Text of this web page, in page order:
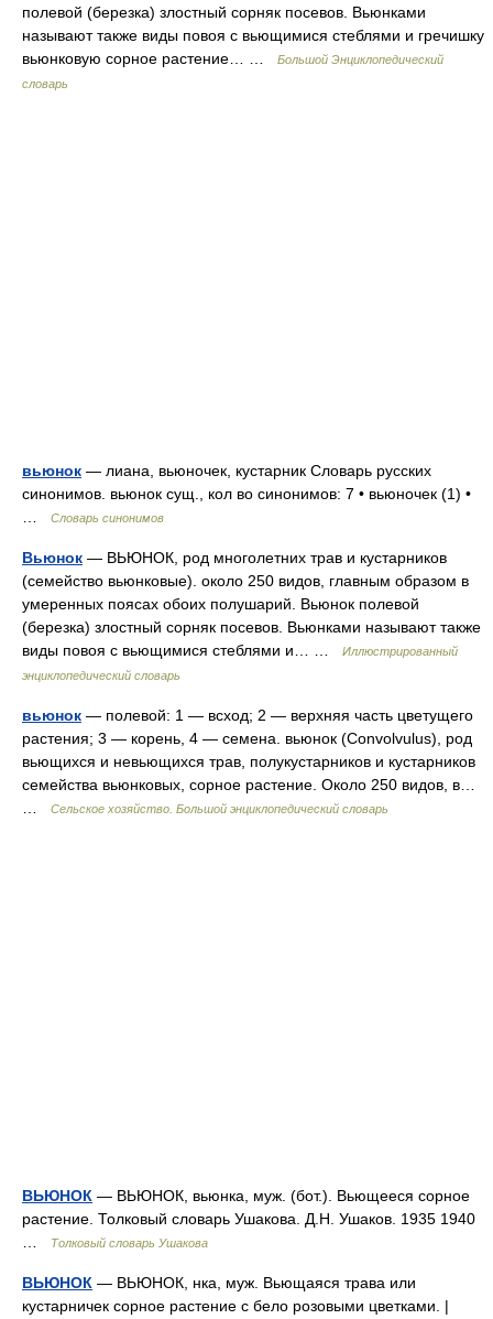
полевой (березка) злостный сорняк посевов. Вьюнками
называют также виды повоя с вьющимися стеблями и гречишку
вьюнковую сорное растение… …
Большой Энциклопедический
словарь
вьюнок — лиана, вьюночек, кустарник Словарь русских
синонимов. вьюнок сущ., кол во синонимов: 7 • вьюночек (1) •
Словарь синонимов
Вьюнок — ВЬЮНОК, род многолетних трав и кустарников
(семейство вьюнковые). около 250 видов, главным образом в
умеренных поясах обоих полушарий. Вьюнок полевой
(березка) злостный сорняк посевов. Вьюнками называют также
виды повоя с вьющимися стеблями и… …
Иллюстрированный
энциклопедический словарь
вьюнок — полевой: 1 — всход; 2 — верхняя часть цветущего
растения; 3 — корень, 4 — семена. вьюнок (Convolvulus), род
вьющихся и невьющихся трав, полукустарников и кустарников
семейства вьюнковых, сорное растение. Около 250 видов, в…
Сельское хозяйство. Большой энциклопедический словарь
ВЬЮНОК — ВЬЮНОК, вьюнка, муж. (бот.). Вьющееся сорное
растение. Толковый словарь Ушакова. Д.Н. Ушаков. 1935 1940
Толковый словарь Ушакова
ВЬЮНОК — ВЬЮНОК, нка, муж. Вьющаяся трава или
кустарничек сорное растение с бело розовыми цветками. |